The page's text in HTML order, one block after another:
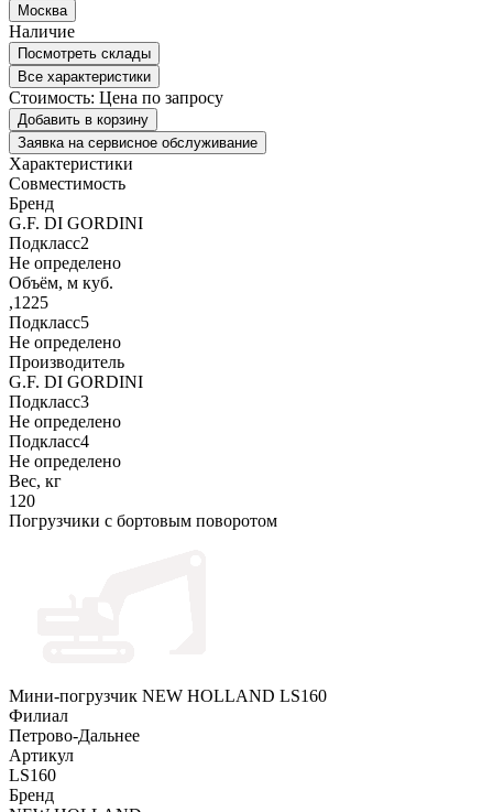
Москва
Наличие
Посмотреть склады
Все характеристики
Стоимость: Цена по запросу
Добавить в корзину
Заявка на сервисное обслуживание
Характеристики
Совместимость
Бренд
G.F. DI GORDINI
Подкласс2
Не определено
Объём, м куб.
,1225
Подкласс5
Не определено
Производитель
G.F. DI GORDINI
Подкласс3
Не определено
Подкласс4
Не определено
Вес, кг
120
Погрузчики с бортовым поворотом
Мини-погрузчик NEW HOLLAND LS160
Филиал
Петрово-Дальнее
Артикул
LS160
Бренд